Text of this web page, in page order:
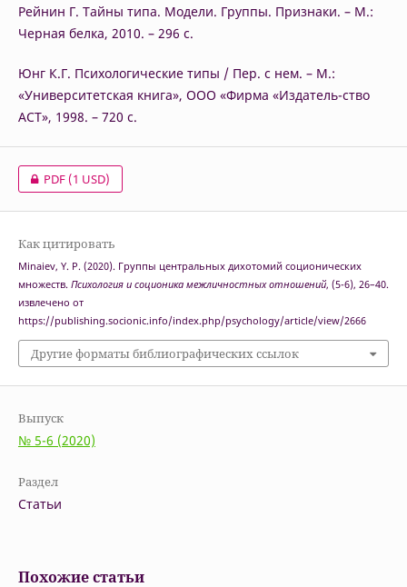
Рейнин Г. Тайны типа. Модели. Группы. Признаки. – М.:
Черная белка, 2010. – 296 с.
Юнг К.Г. Психологические типы / Пер. с нем. – М.:
«Университетская книга», ООО «Фирма «Издатель-ство
АСТ», 1998. – 720 с.
PDF(1 USD)
Как цитировать
Minaiev, Y. P. (2020). Группы центральных дихотомий соционических
множеств. Психология и соционика межличностных отношений, (5-6), 26–40.
извлечено от
https://publishing.socionic.info/index.php/psychology/article/view/2666
Другие форматы библиографических ссылок
Выпуск
№ 5-6 (2020)
Раздел
Статьи
Похожие статьи